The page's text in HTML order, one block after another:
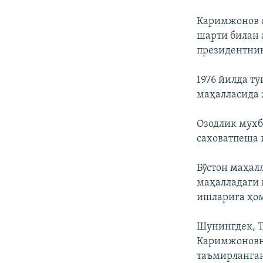
Каримжонов
шарти билан
1976 йилда
маҳалласида
Озодлик
Бўстон
ишларига
Шунингдек,